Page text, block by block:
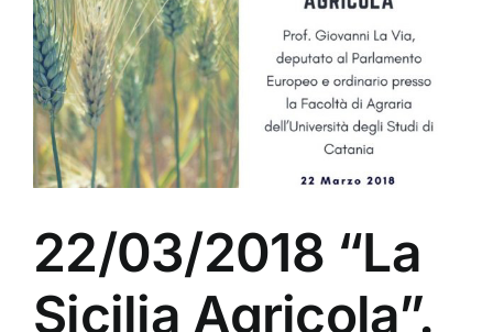
22/03/2018 “La
Sicilia Agricola”.